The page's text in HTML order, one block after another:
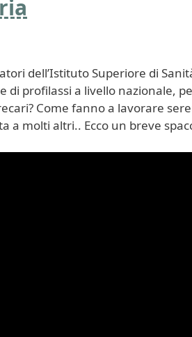
dell’Istituto Superiore di
di profilassi a livello nazionale,
Come fanno a lavorare
a molti altri.. Ecco un breve